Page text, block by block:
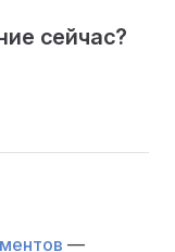
сейчас?
—